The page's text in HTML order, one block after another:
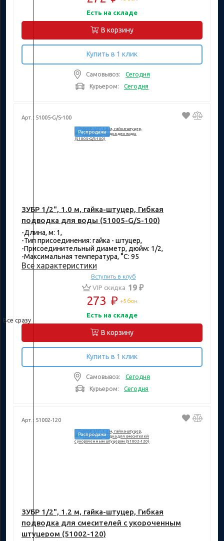
Есть на складе
В корзину
Купить в 1 клик
Самовывоз:
Сегодня
Курьером:
Сегодня
Арт.: 51005-G/S-100
Распродажа
ЗУБР 1/2", 1.0 м, гайка-штуцер, Гибкая
подводка для воды (51005-G/S-100)
-Длина, м: 1,
-Тип присоединения: гайка - штуцер,
-Присоединительный диаметр, дюйм: 1/2,
-Максимальная температура, °C: 95
Все характеристики
Вступить в клуб
VIP скидка 19 ₽
273 ₽ +5 бон.
Есть на складе
В корзину
Купить в 1 клик
Самовывоз:
Сегодня
Курьером:
Сегодня
Арт.: 51002-120
Распродажа
ЗУБР 1/2", 1.2 м, гайка-штуцер, Гибкая
подводка для смесителей с укороченным
штуцером (51002-120)
Все сразу